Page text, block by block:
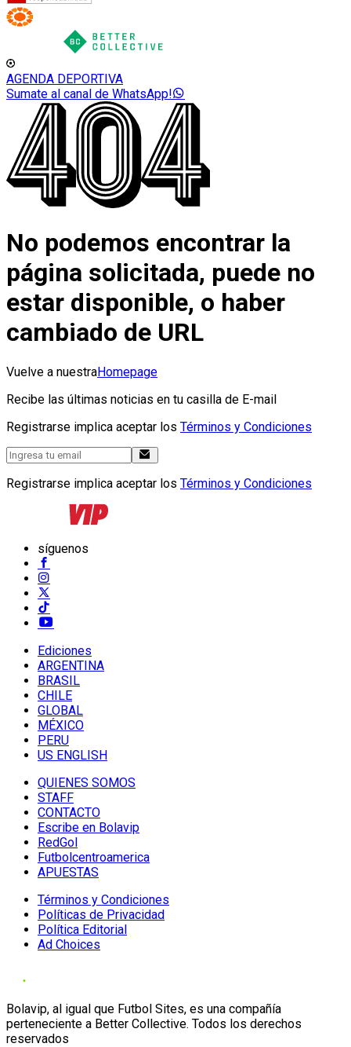
AGENDA DEPORTIVA
Sumate al canal de WhatsApp!
No podemos encontrar la
página solicitada, puede no
estar disponible, o haber
cambiado de URL
Vuelve a nuestraHomepage
Recibe las últimas noticias en tu casilla de E-mail
Registrarse implica aceptar los Términos y Condiciones
Registrarse implica aceptar los Términos y Condiciones
síguenos
Ediciones
ARGENTINA
BRASIL
CHILE
GLOBAL
MÉXICO
PERU
US ENGLISH
QUIENES SOMOS
STAFF
CONTACTO
Escribe en Bolavip
RedGol
Futbolcentroamerica
APUESTAS
Términos y Condiciones
Políticas de Privacidad
Política Editorial
Ad Choices
Bolavip, al igual que Futbol Sites, es una compañía
perteneciente a Better Collective. Todos los derechos
reservados